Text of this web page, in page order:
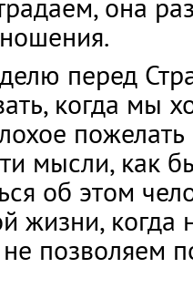
она
перед
когда мы
пожелать
мысли, как
об этом
жизни, когда
позволяем